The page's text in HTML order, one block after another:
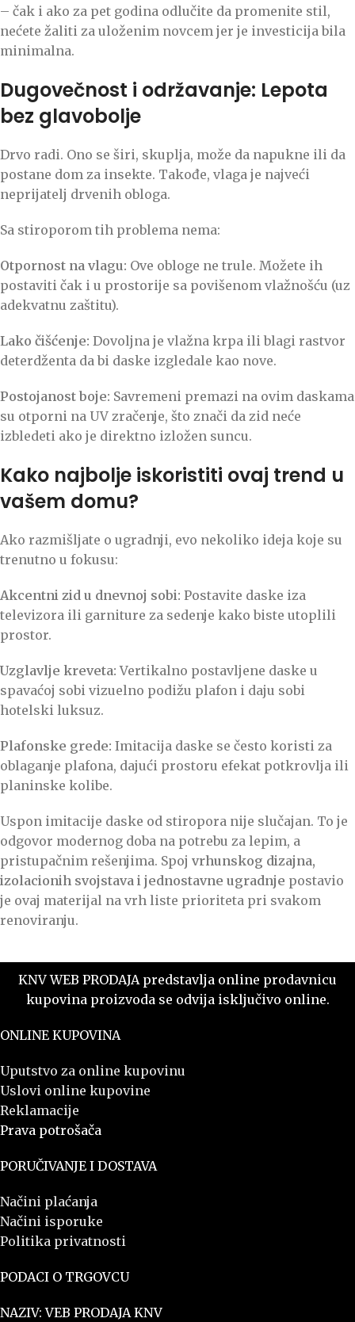
– čak i ako za pet godina odlučite da promenite stil,
nećete žaliti za uloženim novcem jer je investicija bila
minimalna.
Dugovečnost i održavanje: Lepota
bez glavobolje
Drvo radi. Ono se širi, skuplja, može da napukne ili da
postane dom za insekte. Takođe, vlaga je najveći
neprijatelj drvenih obloga.
Sa stiroporom tih problema nema:
Otpornost na vlagu: Ove obloge ne trule. Možete ih
postaviti čak i u prostorije sa povišenom vlažnošću (uz
adekvatnu zaštitu).
Lako čišćenje: Dovoljna je vlažna krpa ili blagi rastvor
deterdženta da bi daske izgledale kao nove.
Postojanost boje: Savremeni premazi na ovim daskama
su otporni na UV zračenje, što znači da zid neće
izbledeti ako je direktno izložen suncu.
Kako najbolje iskoristiti ovaj trend u
vašem domu?
Ako razmišljate o ugradnji, evo nekoliko ideja koje su
trenutno u fokusu:
Akcentni zid u dnevnoj sobi: Postavite daske iza
televizora ili garniture za sedenje kako biste utoplili
prostor.
Uzglavlje kreveta: Vertikalno postavljene daske u
spavaćoj sobi vizuelno podižu plafon i daju sobi
hotelski luksuz.
Plafonske grede: Imitacija daske se često koristi za
oblaganje plafona, dajući prostoru efekat potkrovlja ili
planinske kolibe.
Uspon imitacije daske od stiropora nije slučajan. To je
odgovor modernog doba na potrebu za lepim, a
pristupačnim rešenjima. Spoj vrhunskog dizajna,
izolacionih svojstava i jednostavne ugradnje postavio
je ovaj materijal na vrh liste prioriteta pri svakom
renoviranju.
KNV WEB PRODAJA predstavlja online prodavnicu
kupovina proizvoda se odvija isključivo online.
ONLINE KUPOVINA
Uputstvo za online kupovinu
Uslovi online kupovine
Reklamacije
Prava potrošača
PORUČIVANJE I DOSTAVA
Načini plaćanja
Načini isporuke
Politika privatnosti
PODACI O TRGOVCU
NAZIV: VEB PRODAJA KNV